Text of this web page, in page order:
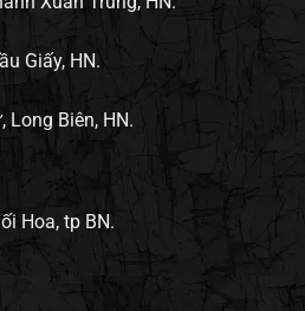
Giấy, HN.
Long Biên, HN.
Hoa, tp BN.